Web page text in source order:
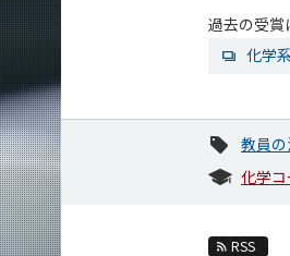
過去の受賞
化学
教員
化学コ
RSS